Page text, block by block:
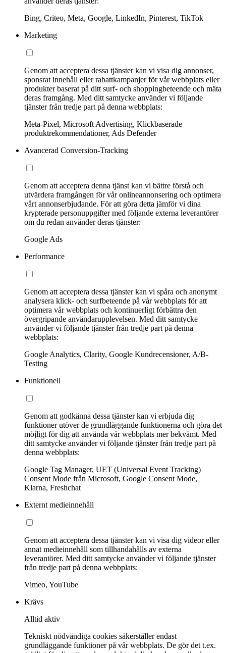
Bing, Criteo, Meta, Google, LinkedIn, Pinterest, TikTok
Marketing
Genom att acceptera dessa tjänster kan vi visa dig annonser,
sponsrat innehåll eller rabattkampanjer för vår webbplats eller
produkter baserat på ditt surf- och shoppingbeteende och mäta
deras framgång. Med ditt samtycke använder vi följande
tjänster från tredje part på denna webbplats:
Meta-Pixel, Microsoft Advertising, Klickbaserade
produktrekommendationer, Ads Defender
Avancerad Conversion-Tracking
Genom att acceptera denna tjänst kan vi bättre förstå och
utvärdera framgången för vår onlineannonsering och optimera
vårt annonserbjudande. För att göra detta jämför vi dina
krypterade personuppgifter med följande externa leverantörer
om du redan använder deras tjänster:
Google Ads
Performance
Genom att acceptera dessa tjänster kan vi spåra och anonymt
analysera klick- och surfbeteende på vår webbplats för att
optimera vår webbplats och kontinuerligt förbättra den
övergripande användarupplevelsen. Med ditt samtycke
använder vi följande tjänster från tredje part på denna
webbplats:
Google Analytics, Clarity, Google Kundrecensioner, A/B-
Testing
Funktionell
Genom att godkänna dessa tjänster kan vi erbjuda dig
funktioner utöver de grundläggande funktionerna och göra det
möjligt för dig att använda vår webbplats mer bekvämt. Med
ditt samtycke använder vi följande tjänster från tredje part på
denna webbplats:
Google Tag Manager, UET (Universal Event Tracking)
Consent Mode från Microsoft, Google Consent Mode,
Klarna, Freshchat
Externt medieinnehåll
Genom att acceptera dessa tjänster kan vi visa dig videor eller
annat medieinnehåll som tillhandahålls av externa
leverantörer. Med ditt samtycke använder vi följande tjänster
från tredje part på denna webbplats:
Vimeo, YouTube
Krävs
Alltid aktiv
Tekniskt nödvändiga cookies säkerställer endast
grundläggande funktioner på vår webbplats. De gör det t.ex.